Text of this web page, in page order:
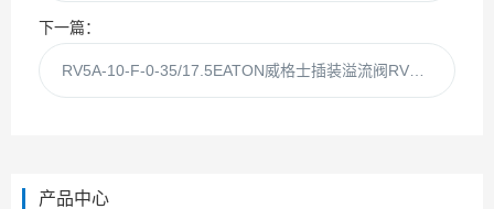
下一篇：
产品中心